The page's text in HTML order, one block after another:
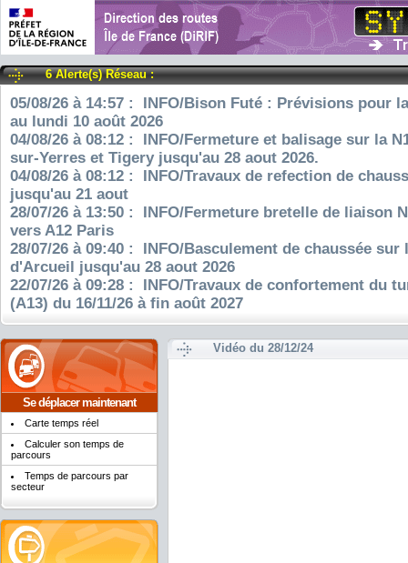
6 Alerte(s) Réseau :
05/08/26 à 14:57 : INFO/Bison Futé : Prévisions pour
au lundi 10 août 2026
04/08/26 à 08:12 : INFO/Fermeture et balisage sur la
sur-Yerres et Tigery jusqu'au 28 aout 2026.
04/08/26 à 08:12 : INFO/Travaux de refection de
jusqu'au 21 aout
28/07/26 à 13:50 : INFO/Fermeture bretelle de liaison
vers A12 Paris
28/07/26 à 09:40 : INFO/Basculement de chaussée sur
d'Arcueil jusqu'au 28 aout 2026
22/07/26 à 09:28 : INFO/Travaux de confortement du
(A13) du 16/11/26 à fin août 2027
Se déplacer maintenant
Carte temps réel
Calculer son temps de
parcours
Temps de parcours par
secteur
Vidéo du 28/12/24